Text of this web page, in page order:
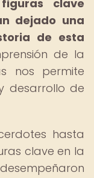
clave
dejado una
de esta
de la
nos permite
desarrollo de
hasta
clave en la